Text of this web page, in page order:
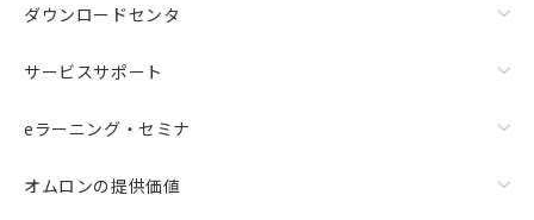
ダウンロードセンタ
サービスサポート
eラーニング・セミナ
オムロンの提供価値